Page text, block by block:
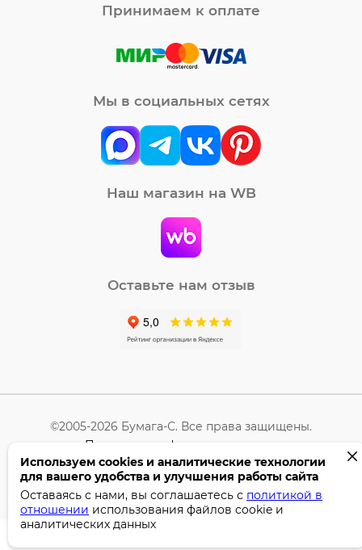
Принимаем к оплате
Мы в социальных сетях
Наш магазин на WB
Оставьте нам отзыв
©2005-2026 Бумага-С. Все права защищены.
Политика конфиденциальности
Поддержка сайта — Профител
Используем cookies и аналитические технологии
для вашего удобства и улучшения работы сайта
Оставаясь с нами, вы соглашаетесь с политикой в
отношении использования файлов cookie и
аналитических данных